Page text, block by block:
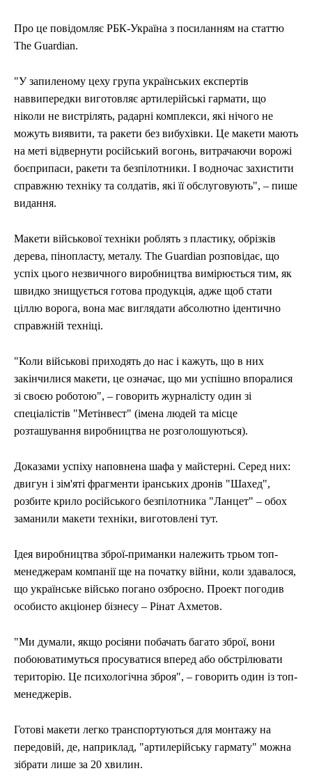
Про це повідомляє РБК-Україна з посиланням на статтю
The Guardian.
"У запиленому цеху група українських експертів
наввипередки виготовляє артилерійські гармати, що
ніколи не вистрілять, радарні комплекси, які нічого не
можуть виявити, та ракети без вибухівки. Це макети мають
на меті відвернути російський вогонь, витрачаючи ворожі
боєприпаси, ракети та безпілотники. І водночас захистити
справжню техніку та солдатів, які її обслуговують", – пише
видання.
Макети військової техніки роблять з пластику, обрізків
дерева, пінопласту, металу. The Guardian розповідає, що
успіх цього незвичного виробництва вимірюється тим, як
швидко знищується готова продукція, адже щоб стати
ціллю ворога, вона має виглядати абсолютно ідентично
справжній техніці.
"Коли військові приходять до нас і кажуть, що в них
закінчилися макети, це означає, що ми успішно впоралися
зі своєю роботою", – говорить журналісту один зі
спеціалістів "Метінвест" (імена людей та місце
розташування виробництва не розголошуються).
Доказами успіху наповнена шафа у майстерні. Серед них:
двигун і зім'яті фрагменти іранських дронів "Шахед",
розбите крило російського безпілотника "Ланцет" – обох
заманили макети техніки, виготовлені тут.
Ідея виробництва зброї-приманки належить трьом топ-
менеджерам компанії ще на початку війни, коли здавалося,
що українське військо погано озброєно. Проект погодив
особисто акціонер бізнесу – Рінат Ахметов.
"Ми думали, якщо росіяни побачать багато зброї, вони
побоюватимуться просуватися вперед або обстрілювати
територію. Це психологічна зброя", – говорить один із топ-
менеджерів.
Готові макети легко транспортуються для монтажу на
передовій, де, наприклад, "артилерійську гармату" можна
зібрати лише за 20 хвилин.